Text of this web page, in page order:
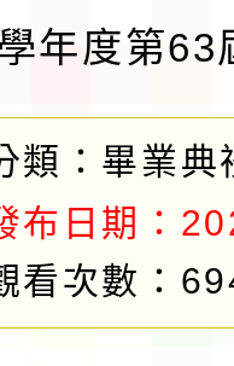
年度第63
類： 畢業典
布日期：
看次數：